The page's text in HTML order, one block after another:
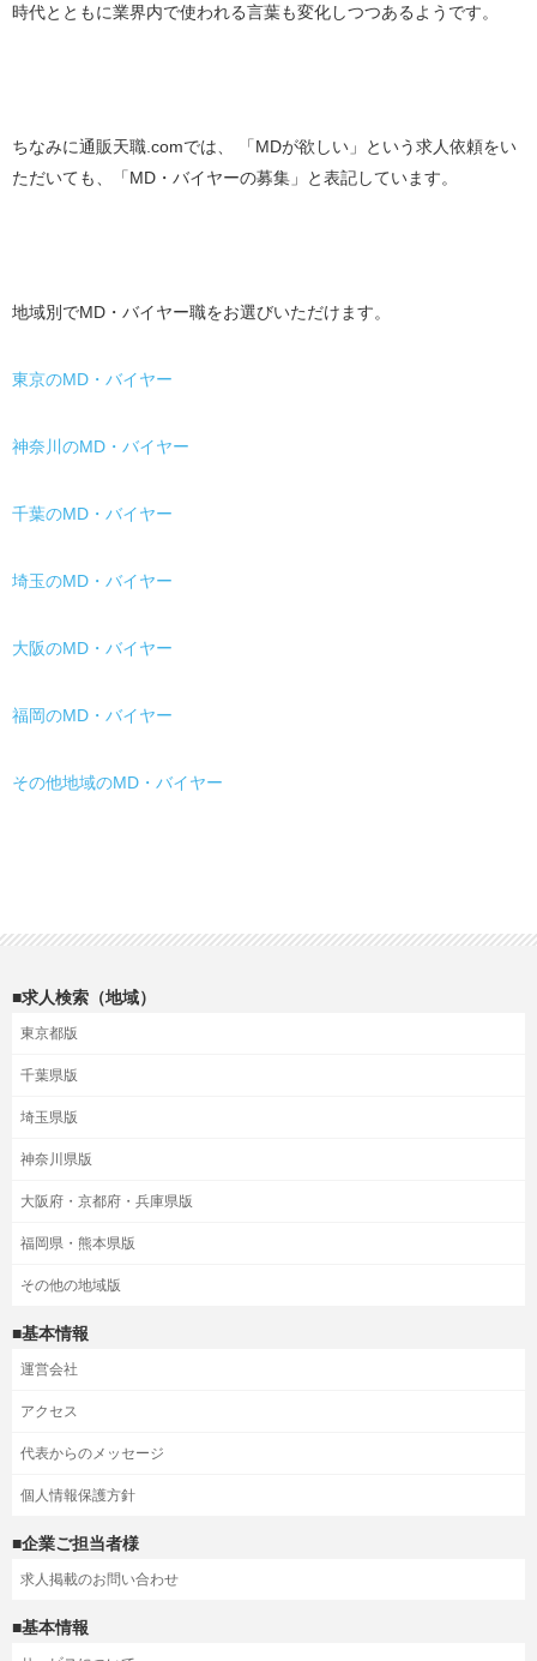
時代とともに業界内で使われる言葉も変化しつつあるようです。
ちなみに通販天職.comでは、 「MDが欲しい」という求人依頼をい
ただいても、「MD・バイヤーの募集」と表記しています。
地域別でMD・バイヤー職をお選びいただけます。
東京のMD・バイヤー
神奈川のMD・バイヤー
千葉のMD・バイヤー
埼玉のMD・バイヤー
大阪のMD・バイヤー
福岡のMD・バイヤー
その他地域のMD・バイヤー
■求人検索（地域）
東京都版
千葉県版
埼玉県版
神奈川県版
大阪府・京都府・兵庫県版
福岡県・熊本県版
その他の地域版
■基本情報
運営会社
アクセス
代表からのメッセージ
個人情報保護方針
■企業ご担当者様
求人掲載のお問い合わせ
■基本情報